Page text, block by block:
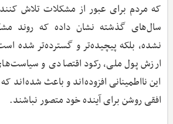
که مردم برای عبور از مشکلات تلاش کنند.
سال‌های گذشته نشان داده که روند
نشده، بلکه پیچیده‌تر و گسترده‌تر شده
ارزش پول ملی، رکود اقتصادی و
این نااطمینانی افزوده‌اند و باعث شده‌اند
افقی روشن برای آینده خود متصور نباشند.